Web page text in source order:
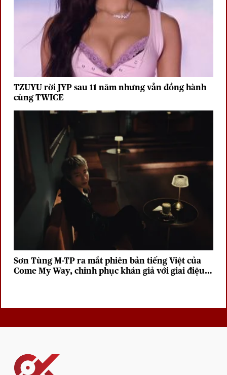
TZUYU rời JYP sau 11 năm nhưng vẫn đồng hành
cùng TWICE
Sơn Tùng M-TP ra mắt phiên bản tiếng Việt của
Come My Way, chinh phục khán giả với giai điệu